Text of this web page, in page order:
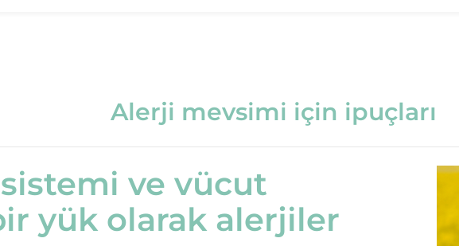
Alerji mevsimi için ipuçları
sistemi ve vücut
yük olarak alerjiler